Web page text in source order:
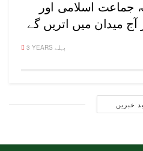
جماعت اسلامی اور
آج میدان میں اتریں گے
3 YEARS پہلے
خبریں